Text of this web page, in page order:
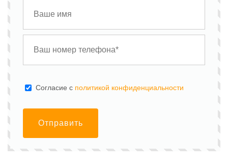
Cогласие с политикой конфиденциальности
Отправить